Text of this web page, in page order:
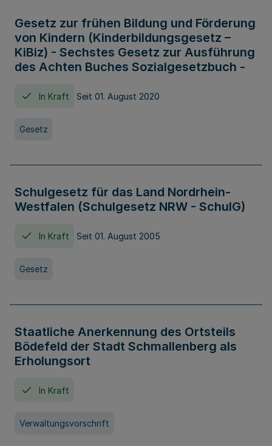
Gesetz zur frühen Bildung und Förderung
von Kindern (Kinderbildungsgesetz –
KiBiz) - Sechstes Gesetz zur Ausführung
des Achten Buches Sozialgesetzbuch -
In Kraft Seit 01. August 2020
Gesetz
Schulgesetz für das Land Nordrhein-
Westfalen (Schulgesetz NRW - SchulG)
In Kraft Seit 01. August 2005
Gesetz
Staatliche Anerkennung des Ortsteils
Bödefeld der Stadt Schmallenberg als
Erholungsort
In Kraft
Verwaltungsvorschrift